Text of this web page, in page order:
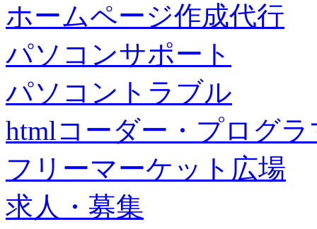
ホームページ作成代行
パソコンサポート
パソコントラブル
htmlコーダー・プログラ
フリーマーケット広場
求人・募集